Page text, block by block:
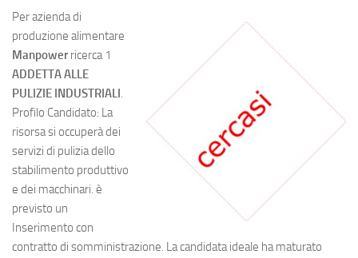
Per azienda di
produzione alimentare
Manpowerricerca 1
ADDETTA ALLE
PULIZIE INDUSTRIALI.
Profilo Candidato: La
risorsa si occuperà dei
servizi di pulizia dello
stabilimento produttivo
e dei macchinari. è
previsto un
Inserimento con
contratto di somministrazione. La candidata ideale ha maturato